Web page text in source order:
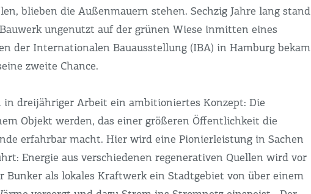
blieben die Außenmauern stehen. Sechzig Jahre lang stand
ungenutzt auf der grünen Wiese inmitten eines
der Internationalen Bauausstellung (IBA) in Hamburg bekam
zweite Chance.
in dreijähriger Arbeit ein ambitioniertes Konzept: Die
Objekt werden, das einer größeren Öffentlichkeit die
erfahrbar macht. Hier wird eine Pionierleistung in Sachen
Energie aus verschiedenen regenerativen Quellen wird vor
Bunker als lokales Kraftwerk ein Stadtgebiet von über einem